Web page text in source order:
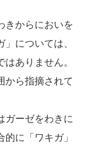
きからにおいを
については、
ありません。
から指摘されて
ガーゼをわきに
に「ワキガ」